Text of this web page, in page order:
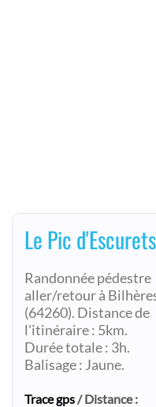
Le Pic d'Escurets
Randonnée pédestre
aller/retour à
(64260). Distance de
l'itinéraire : 5km.
Durée totale : 3h.
Balisage : Jaune.
Trace gps/ Distance :